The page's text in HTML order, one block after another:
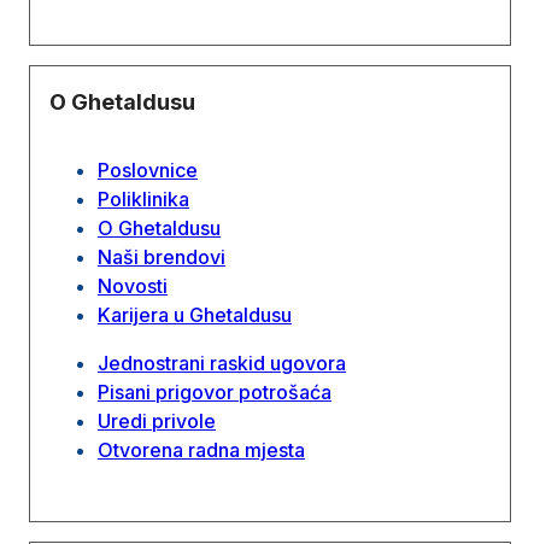
O Ghetaldusu
Poslovnice
Poliklinika
O Ghetaldusu
Naši brendovi
Novosti
Karijera u Ghetaldusu
Jednostrani raskid ugovora
Pisani prigovor potrošaća
Uredi privole
Otvorena radna mjesta